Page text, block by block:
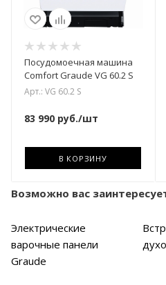
Посудомоечная машина
Comfort Graude VG 60.2 S
Арт.: VG 60.2 S
83 990 руб./шт
В КОРЗИНУ
Возможно вас
Электрические
варочные панели
Graude